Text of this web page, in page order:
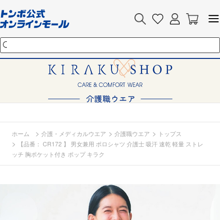
ホーム > 介護・メディカルウエア > 介護職ウエア > トップス
>
【品番： CR172 】 男女兼用 ポロシャツ 介護士 吸汗 速乾 軽量 ストレ
ッチ 胸ポケット付き ポップ キラク